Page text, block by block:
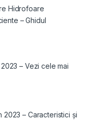
Hidrofoare
– Ghidul
– Vezi cele mai
– Caracteristici și